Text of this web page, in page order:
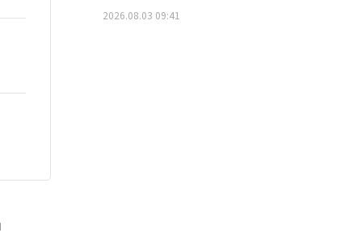
2026.08.03 09:41